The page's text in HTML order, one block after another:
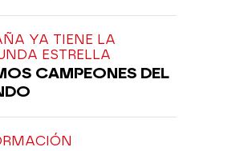
YA TIENE LA
ESTRELLA
CAMPEONES DEL